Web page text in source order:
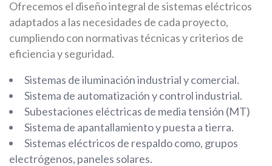
Ofrecemos el diseño integral de sistemas eléctricos
adaptados a las necesidades de cada proyecto,
cumpliendo con normativas técnicas y criterios de
eficiencia y seguridad.
Sistemas de iluminación industrial y comercial.
Sistema de automatización y control industrial.
Subestaciones eléctricas de media tensión (MT)
Sistema de apantallamiento y puesta a tierra.
Sistemas eléctricos de respaldo como, grupos
electrógenos, paneles solares.